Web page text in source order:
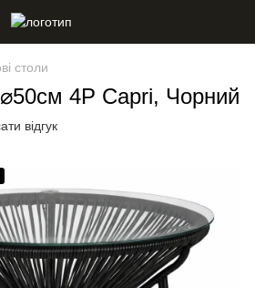
столи
4P Capri, Чорний
відгук